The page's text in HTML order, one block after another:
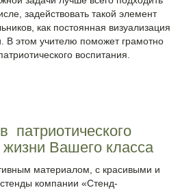
задействовать такой элемент
как постоянная визуализация
В этом учителю поможет грамотно
воспитания.
патриотического
жизни Вашего класса
материалом, с красивыми и
компании «Стенд-